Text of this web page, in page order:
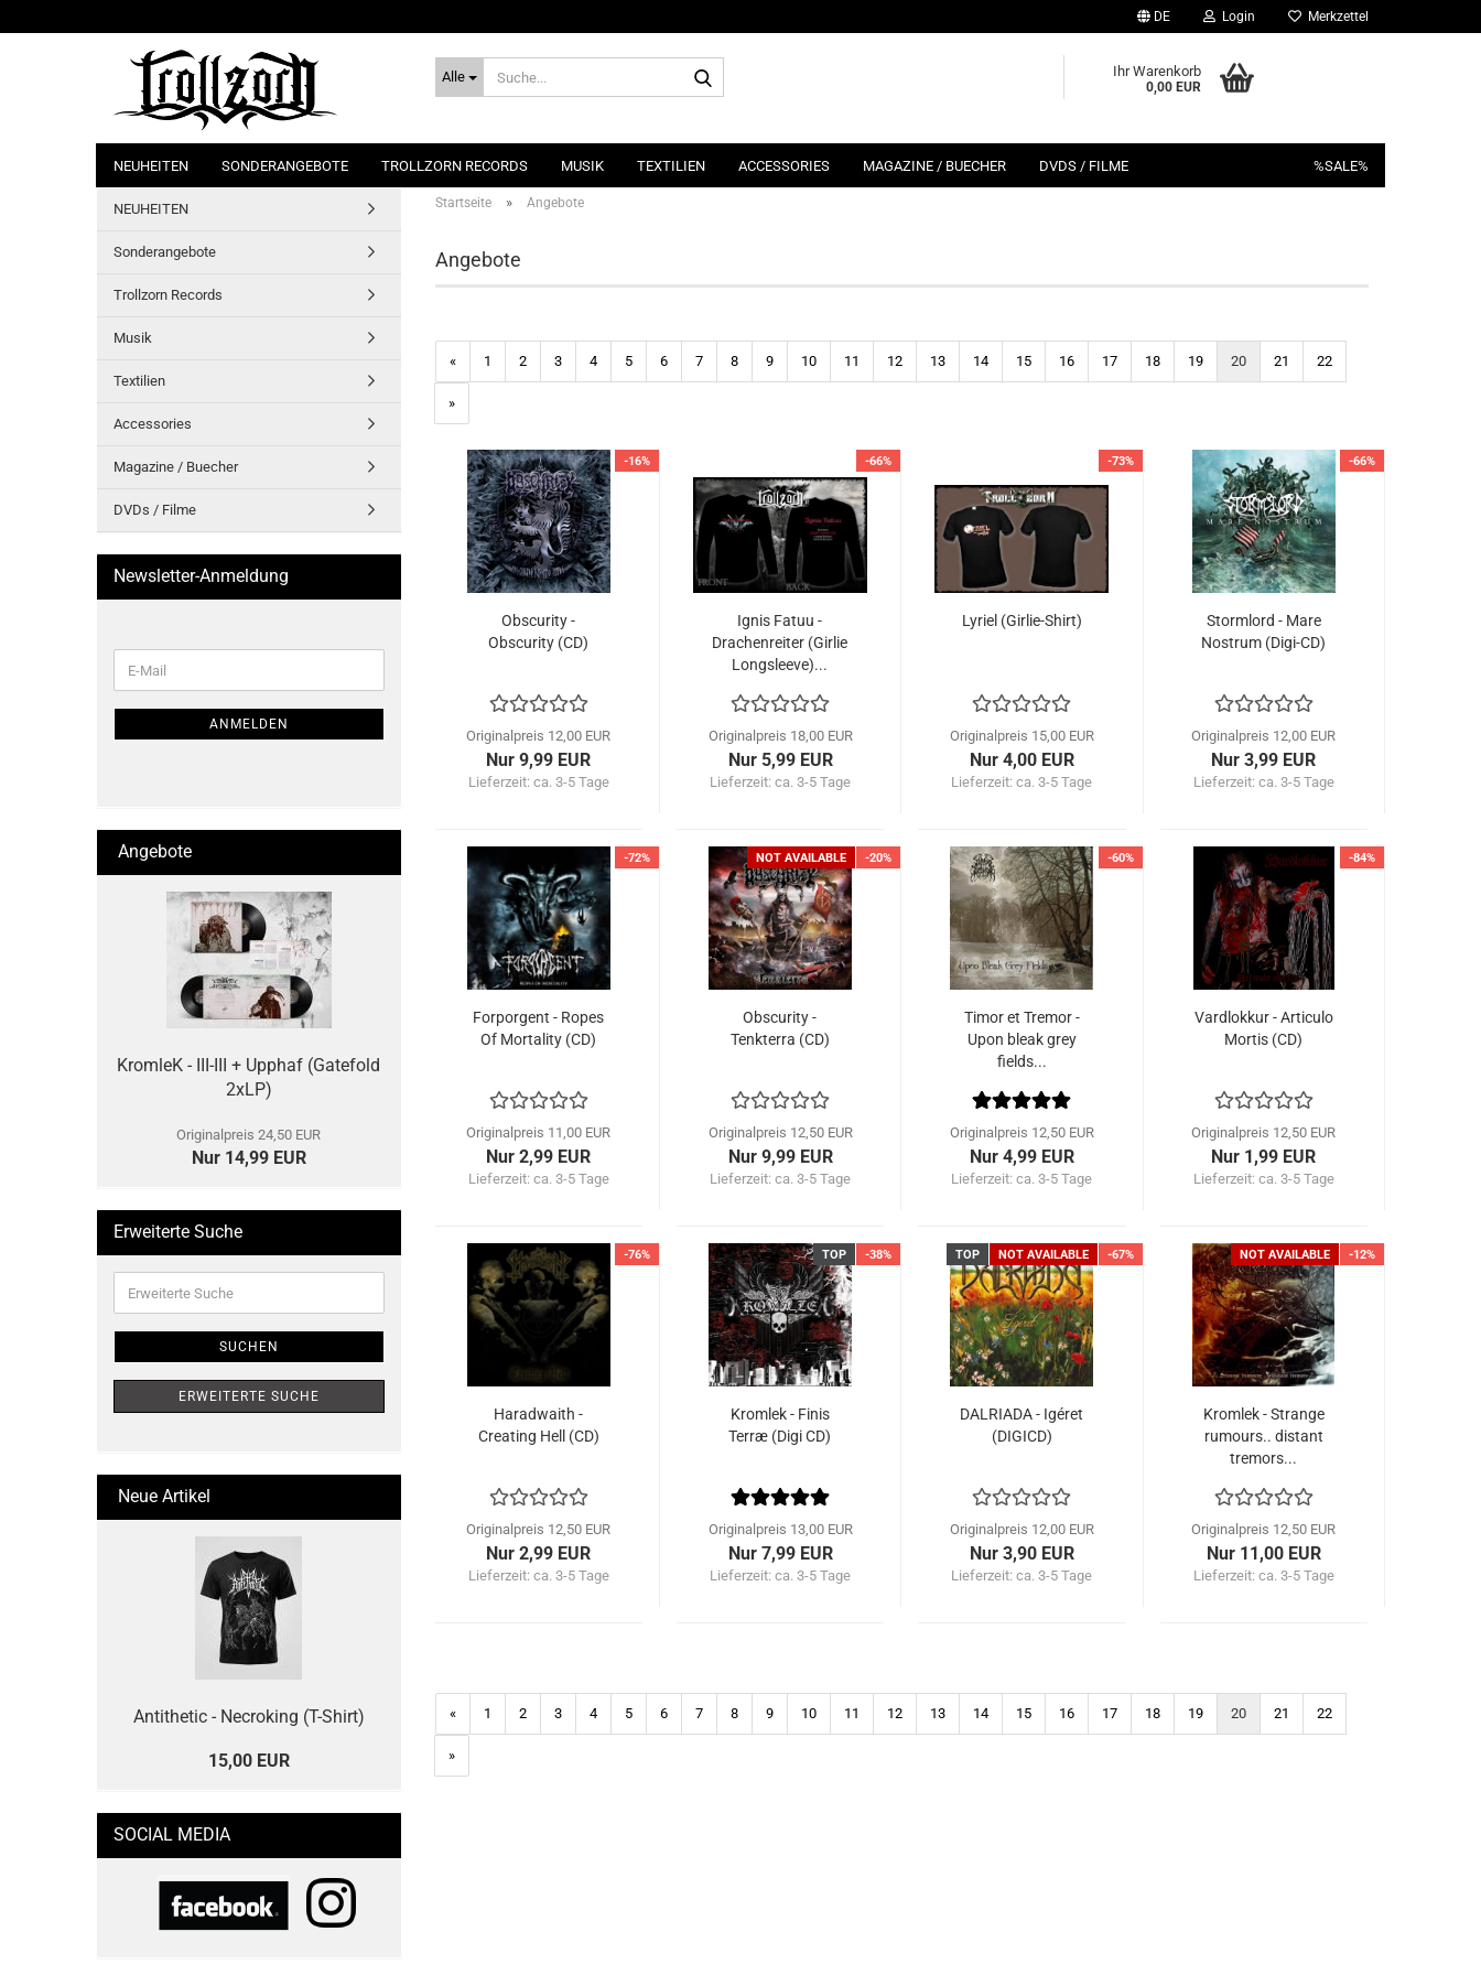
DE Login Merkzettel
Alle Ihr Warenkorb
0,00 EUR
NEUHEITEN SONDERANGEBOTE TROLLZORN RECORDS MUSIK TEXTILIEN ACCESSORIES MAGAZINE / BUECHER DVDS / FILME %SALE%
Startseite » Angebote
Angebote
« 1 2 3 4 5 6 7 8 9 10 11 12 13 14 15 16 17 18 19 20 21 22
»
-16%
Obscurity -
Obscurity (CD)
Originalpreis 12,00 EUR
Nur 9,99 EUR
Lieferzeit: ca. 3-5 Tage
-66%
Ignis Fatuu -
Drachenreiter (Girlie
Longsleeve)...
Originalpreis 18,00 EUR
Nur 5,99 EUR
Lieferzeit: ca. 3-5 Tage
-73%
Lyriel (Girlie-Shirt)
Originalpreis 15,00 EUR
Nur 4,00 EUR
Lieferzeit: ca. 3-5 Tage
-66%
Stormlord - Mare
Nostrum (Digi-CD)
Originalpreis 12,00 EUR
Nur 3,99 EUR
Lieferzeit: ca. 3-5 Tage
-72%
Forporgent - Ropes
Of Mortality (CD)
Originalpreis 11,00 EUR
Nur 2,99 EUR
Lieferzeit: ca. 3-5 Tage
NOT AVAILABLE -20%
Obscurity -
Tenkterra (CD)
Originalpreis 12,50 EUR
Nur 9,99 EUR
Lieferzeit: ca. 3-5 Tage
-60%
Timor et Tremor -
Upon bleak grey
fields...
Originalpreis 12,50 EUR
Nur 4,99 EUR
Lieferzeit: ca. 3-5 Tage
-84%
Vardlokkur - Articulo
Mortis (CD)
Originalpreis 12,50 EUR
Nur 1,99 EUR
Lieferzeit: ca. 3-5 Tage
-76%
Haradwaith -
Creating Hell (CD)
Originalpreis 12,50 EUR
Nur 2,99 EUR
Lieferzeit: ca. 3-5 Tage
TOP -38%
Kromlek - Finis
Terræ (Digi CD)
Originalpreis 13,00 EUR
Nur 7,99 EUR
Lieferzeit: ca. 3-5 Tage
TOP NOT AVAILABLE -67%
DALRIADA - Igéret
(DIGICD)
Originalpreis 12,00 EUR
Nur 3,90 EUR
Lieferzeit: ca. 3-5 Tage
NOT AVAILABLE -12%
Kromlek - Strange
rumours.. distant
tremors...
Originalpreis 12,50 EUR
Nur 11,00 EUR
Lieferzeit: ca. 3-5 Tage
« 1 2 3 4 5 6 7 8 9 10 11 12 13 14 15 16 17 18 19 20 21 22
»
NEUHEITEN
Sonderangebote
Trollzorn Records
Musik
Textilien
Accessories
Magazine / Buecher
DVDs / Filme
Newsletter-Anmeldung
ZUR
E-
Mail
ANMELDEN
Angebote
KromleK - III-III + Upphaf (Gatefold
2xLP)
Originalpreis 24,50 EUR
Nur 14,99 EUR
Erweiterte Suche
Suche
SUCHEN
ERWEITERTE SUCHE
Neue Artikel
Antithetic - Necroking (T-Shirt)
15,00 EUR
SOCIAL MEDIA